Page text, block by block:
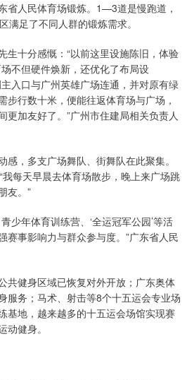
省人民体育场锻炼。1—3道是慢跑道，
足了不同人群的锻炼需求。
生十分感慨：“以前这里设施陈旧，体验
不但硬件焕新，还优化了布局设
入口与广州英雄广场连通，并对原有绿
步行数十米，便能往返体育场与广场，
更加友好了。”广州市住建局相关负责人
感，多支广场舞队、街舞队在此聚集。
每天早晨去体育场散步，晚上来广场跳
友。”
少年体育训练营、‘全运冠军公园’等活
赛事影响力与群众参与度。”广东省人民
共健身区域已恢复对外开放；广东奥体
服务；马术、射击等8个十五运会专业场
基地，越来越多的十五运会场馆实现赛
动健身。